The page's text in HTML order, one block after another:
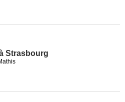
Strasbourg